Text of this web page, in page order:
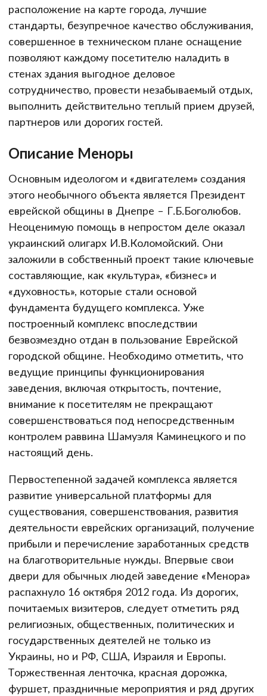
расположение на карте города, лучшие
стандарты, безупречное качество обслуживания,
совершенное в техническом плане оснащение
позволяют каждому посетителю наладить в
стенах здания выгодное деловое
сотрудничество, провести незабываемый отдых,
выполнить действительно теплый прием друзей,
партнеров или дорогих гостей.
Описание Меноры
Основным идеологом и «двигателем» создания
этого необычного объекта является Президент
еврейской общины в Днепре – Г.Б.Боголюбов.
Неоценимую помощь в непростом деле оказал
украинский олигарх И.В.Коломойский. Они
заложили в собственный проект такие ключевые
составляющие, как «культура», «бизнес» и
«духовность», которые стали основой
фундамента будущего комплекса. Уже
построенный комплекс впоследствии
безвозмездно отдан в пользование Еврейской
городской общине. Необходимо отметить, что
ведущие принципы функционирования
заведения, включая открытость, почтение,
внимание к посетителям не прекращают
совершенствоваться под непосредственным
контролем раввина Шамуэля Каминецкого и по
настоящий день.
Первостепенной задачей комплекса является
развитие универсальной платформы для
существования, совершенствования, развития
деятельности еврейских организаций, получение
прибыли и перечисление заработанных средств
на благотворительные нужды. Впервые свои
двери для обычных людей заведение «Менора»
распахнуло 16 октября 2012 года. Из дорогих,
почитаемых визитеров, следует отметить ряд
религиозных, общественных, политических и
государственных деятелей не только из
Украины, но и РФ, США, Израиля и Европы.
Торжественная ленточка, красная дорожка,
фуршет, праздничные мероприятия и ряд других